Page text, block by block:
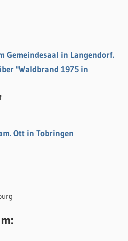
Gemeindesaal in Langendorf.
"Waldbrand 1975 in
Ott in Tobringen